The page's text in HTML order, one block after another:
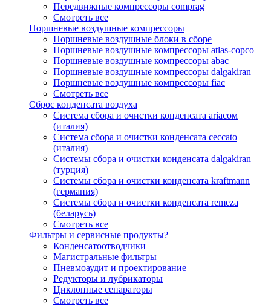
Передвижные компрессоры comprag
Смотреть все
Поршневые воздушные компрессоры
Поршневые воздушные блоки в сборе
Поршневые воздушные компрессоры atlas-copco
Поршневые воздушные компрессоры abac
Поршневые воздушные компрессоры dalgakiran
Поршневые воздушные компрессоры fiac
Смотреть все
Сброс конденсата воздуха
Система сбора и очистки конденсата ariacом
(италия)
Система сбора и очистки конденсата ceccato
(италия)
Системы сбора и очистки конденсата dalgakiran
(турция)
Системы сбора и очистки конденсата kraftmann
(германия)
Системы сбора и очистки конденсата remeza
(беларусь)
Смотреть все
Фильтры и сервисные продукты?
Конденсатоотводчики
Магистральные фильтры
Пневмоаудит и проектирование
Редукторы и лубрикаторы
Циклонные сепараторы
Смотреть все